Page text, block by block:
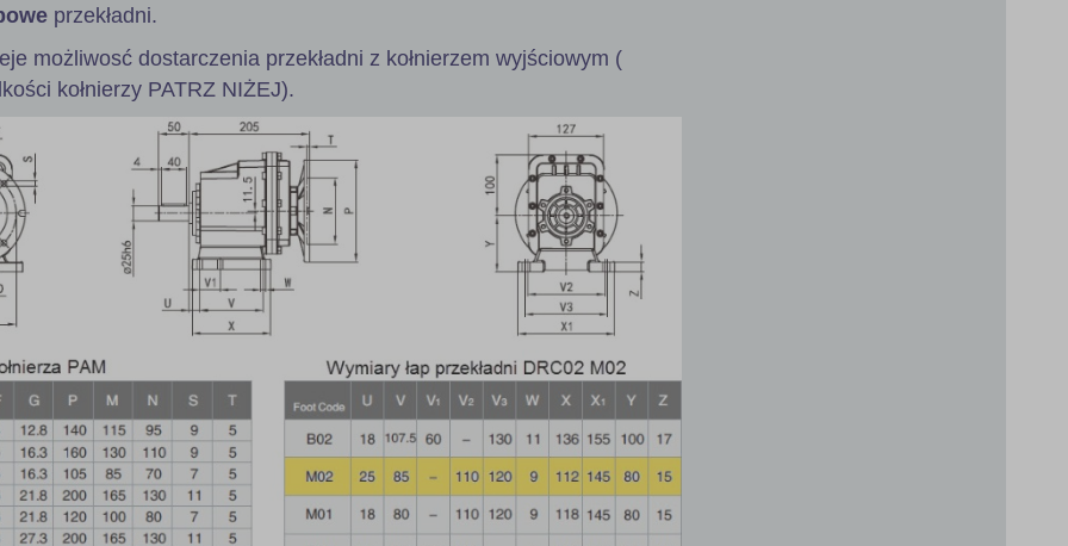
przekładni.
możliwosć dostarczenia przekładni z kołnierzem wyjściowym (
kołnierzy PATRZ NIŻEJ).